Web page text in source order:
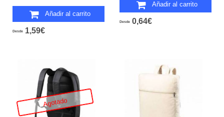
Añadir al carrito
Desde 1,59€
Añadir al carrito
Desde 0,64€
Agotado